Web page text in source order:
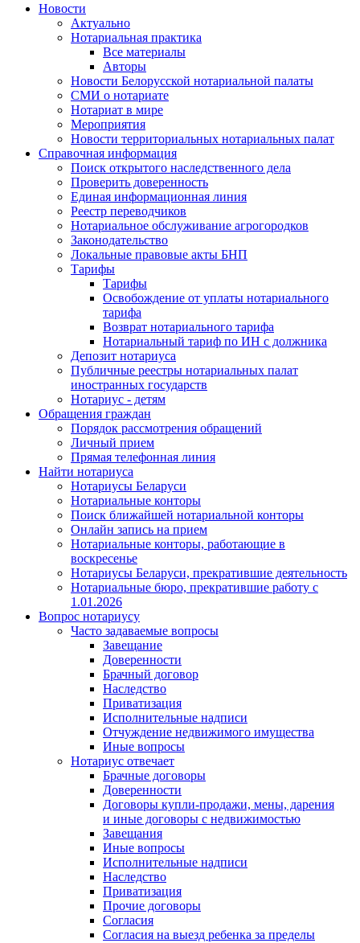
Новости
Актуально
Нотариальная практика
Все материалы
Авторы
Новости Белорусской нотариальной палаты
СМИ о нотариате
Нотариат в мире
Мероприятия
Новости территориальных нотариальных палат
Справочная информация
Поиск открытого наследственного дела
Проверить доверенность
Единая информационная линия
Реестр переводчиков
Нотариальное обслуживание агрогородков
Законодательство
Локальные правовые акты БНП
Тарифы
Тарифы
Освобождение от уплаты нотариального
тарифа
Возврат нотариального тарифа
Нотариальный тариф по ИН с должника
Депозит нотариуса
Публичные реестры нотариальных палат
иностранных государств
Нотариус - детям
Обращения граждан
Порядок рассмотрения обращений
Личный прием
Прямая телефонная линия
Найти нотариуса
Нотариусы Беларуси
Нотариальные конторы
Поиск ближайшей нотариальной конторы
Онлайн запись на прием
Нотариальные конторы, работающие в
воскресенье
Нотариусы Беларуси, прекратившие деятельность
Нотариальные бюро, прекратившие работу с
1.01.2026
Вопрос нотариусу
Часто задаваемые вопросы
Завещание
Доверенности
Брачный договор
Наследство
Приватизация
Исполнительные надписи
Отчуждение недвижимого имущества
Иные вопросы
Нотариус отвечает
Брачные договоры
Доверенности
Договоры купли-продажи, мены, дарения
и иные договоры с недвижимостью
Завещания
Иные вопросы
Исполнительные надписи
Наследство
Приватизация
Прочие договоры
Согласия
Согласия на выезд ребенка за пределы